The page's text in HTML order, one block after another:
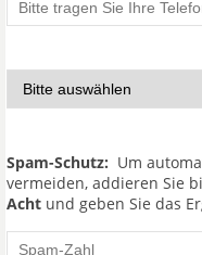
Spam-Schutz: Um
vermeiden, addieren Sie
Acht und geben Sie das